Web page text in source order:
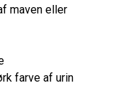
maven eller
farve af urin